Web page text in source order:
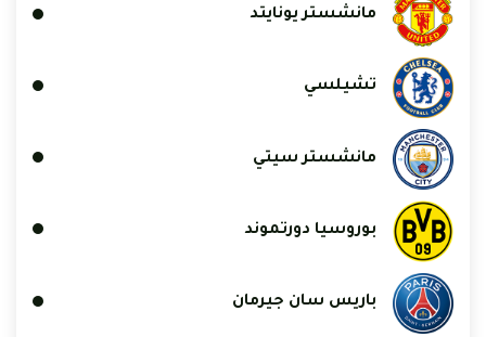
مانشستر يونايتد
تشيلسي
مانشستر سيتي
بوروسيا دورتموند
باريس سان جيرمان